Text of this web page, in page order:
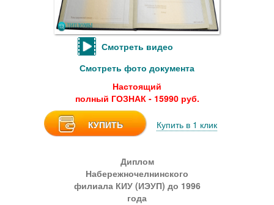
Смотреть видео
Смотреть фото документа
Настоящий
полный ГОЗНАК - 15990 руб.
КУПИТЬ Купить в 1 клик
Диплом
Набережночелнинского
филиала КИУ (ИЭУП) до 1996
года